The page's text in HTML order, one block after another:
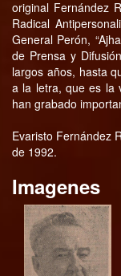
original Fernández
Radical
General Perón,
de Prensa y
largos años, hasta
a la letra, que es la
han grabado
Evaristo Fernández
de 1992.
Imagenes